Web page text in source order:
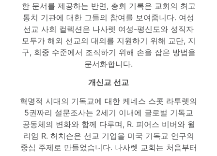
한 문서를 제공하는 반면, 총회 기록은 교회의 최고
통치 기관에 대한 그들의 참여를 보여줍니다. 여성
선교 사회 컬렉션은 나사렛 여성-평신도와 성직자
모두가 해외 선교의 대의를 지원하기 위해 교단, 지
구, 회중 수준에서 조직하기 위해 손을 잡은 방법을
문서화합니다.
개신교 선교
혁명적 시대의 기독교에 대한 케네스 스콧 라투렛의
5권짜리 설문조사는 2세기 이내에 글로벌 기독교
공동체의 변화와 함께 다루며, R. 피어스 비버와 윌
리엄 R. 허치슨은 선교 기업을 미국 기독교 연구의
중심 주제로 만들었습니다. 나사렛 교회는 처음부터